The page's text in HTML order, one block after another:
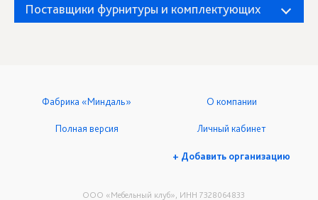
Поставщики фурнитуры и комплектующих
ООО «Мебельный клуб», ИНН 7328064833
Фабрика «Миндаль» О компании
Полная версия Личный кабинет
+ Добавить организацию